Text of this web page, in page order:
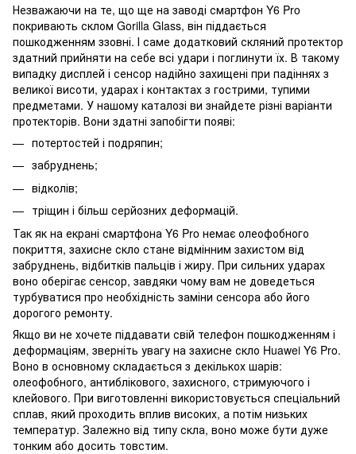
Незважаючи на те, що ще на заводі смартфон Y6 Pro
покривають склом Gorilla Glass, він піддається
пошкодженням ззовні. І саме додатковий скляний протектор
здатний прийняти на себе всі удари і поглинути їх. В такому
випадку дисплей і сенсор надійно захищені при падіннях з
великої висоти, ударах і контактах з гострими, тупими
предметами. У нашому каталозі ви знайдете різні варіанти
протекторів. Вони здатні запобігти появі:
потертостей і подряпин;
забруднень;
відколів;
тріщин і більш серйозних деформацій.
Так як на екрані смартфона Y6 Pro немає олеофобного
покриття, захисне скло стане відмінним захистом від
забруднень, відбитків пальців і жиру. При сильних ударах
воно оберігає сенсор, завдяки чому вам не доведеться
турбуватися про необхідність заміни сенсора або його
дорогого ремонту.
Якщо ви не хочете піддавати свій телефон пошкодженням і
деформаціям, зверніть увагу на захисне скло Huawei Y6 Pro.
Воно в основному складається з декількох шарів:
олеофобного, антиблікового, захисного, стримуючого і
клейового. При виготовленні використовується спеціальний
сплав, який проходить вплив високих, а потім низьких
температур. Залежно від типу скла, воно може бути дуже
тонким або досить товстим.